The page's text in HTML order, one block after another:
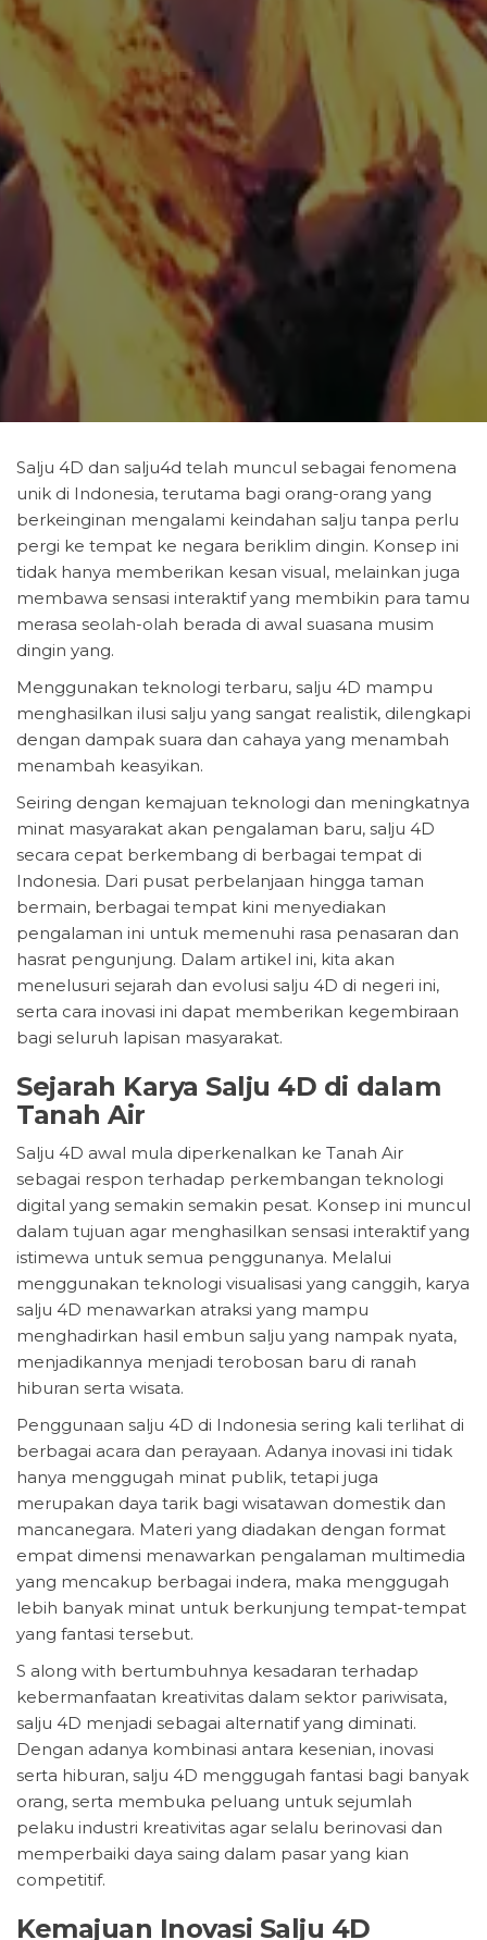
Salju 4D dan salju4d telah muncul sebagai fenomena
unik di Indonesia, terutama bagi orang-orang yang
berkeinginan mengalami keindahan salju tanpa perlu
pergi ke tempat ke negara beriklim dingin. Konsep ini
tidak hanya memberikan kesan visual, melainkan juga
membawa sensasi interaktif yang membikin para tamu
merasa seolah-olah berada di awal suasana musim
dingin yang.
Menggunakan teknologi terbaru, salju 4D mampu
menghasilkan ilusi salju yang sangat realistik, dilengkapi
dengan dampak suara dan cahaya yang menambah
menambah keasyikan.
Seiring dengan kemajuan teknologi dan meningkatnya
minat masyarakat akan pengalaman baru, salju 4D
secara cepat berkembang di berbagai tempat di
Indonesia. Dari pusat perbelanjaan hingga taman
bermain, berbagai tempat kini menyediakan
pengalaman ini untuk memenuhi rasa penasaran dan
hasrat pengunjung. Dalam artikel ini, kita akan
menelusuri sejarah dan evolusi salju 4D di negeri ini,
serta cara inovasi ini dapat memberikan kegembiraan
bagi seluruh lapisan masyarakat.
Sejarah Karya Salju 4D di dalam
Tanah Air
Salju 4D awal mula diperkenalkan ke Tanah Air
sebagai respon terhadap perkembangan teknologi
digital yang semakin semakin pesat. Konsep ini muncul
dalam tujuan agar menghasilkan sensasi interaktif yang
istimewa untuk semua penggunanya. Melalui
menggunakan teknologi visualisasi yang canggih, karya
salju 4D menawarkan atraksi yang mampu
menghadirkan hasil embun salju yang nampak nyata,
menjadikannya menjadi terobosan baru di ranah
hiburan serta wisata.
Penggunaan salju 4D di Indonesia sering kali terlihat di
berbagai acara dan perayaan. Adanya inovasi ini tidak
hanya menggugah minat publik, tetapi juga
merupakan daya tarik bagi wisatawan domestik dan
mancanegara. Materi yang diadakan dengan format
empat dimensi menawarkan pengalaman multimedia
yang mencakup berbagai indera, maka menggugah
lebih banyak minat untuk berkunjung tempat-tempat
yang fantasi tersebut.
S along with bertumbuhnya kesadaran terhadap
kebermanfaatan kreativitas dalam sektor pariwisata,
salju 4D menjadi sebagai alternatif yang diminati.
Dengan adanya kombinasi antara kesenian, inovasi
serta hiburan, salju 4D menggugah fantasi bagi banyak
orang, serta membuka peluang untuk sejumlah
pelaku industri kreativitas agar selalu berinovasi dan
memperbaiki daya saing dalam pasar yang kian
competitif.
Kemajuan Inovasi Salju 4D